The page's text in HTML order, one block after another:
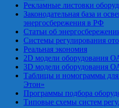
Рекламные листовки
Законодательная база и
энергосбережения в РФ
Статьи об
Системы регулирования
Реальная экономия
2D модели оборудования
3D модели оборудования
Таблицы и номограммы
Этон»
Программы подбора
Типовые схемы систем